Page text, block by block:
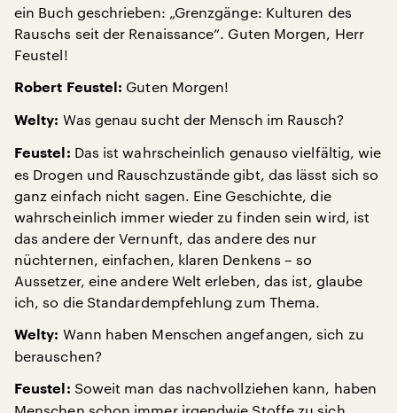
ein Buch geschrieben: „Grenzgänge: Kulturen des
Rauschs seit der Renaissance“. Guten Morgen, Herr
Feustel!
Robert Feustel: Guten Morgen!
Welty: Was genau sucht der Mensch im Rausch?
Feustel: Das ist wahrscheinlich genauso vielfältig, wie
es Drogen und Rauschzustände gibt, das lässt sich so
ganz einfach nicht sagen. Eine Geschichte, die
wahrscheinlich immer wieder zu finden sein wird, ist
das andere der Vernunft, das andere des nur
nüchternen, einfachen, klaren Denkens – so
Aussetzer, eine andere Welt erleben, das ist, glaube
ich, so die Standardempfehlung zum Thema.
Welty: Wann haben Menschen angefangen, sich zu
berauschen?
Feustel: Soweit man das nachvollziehen kann, haben